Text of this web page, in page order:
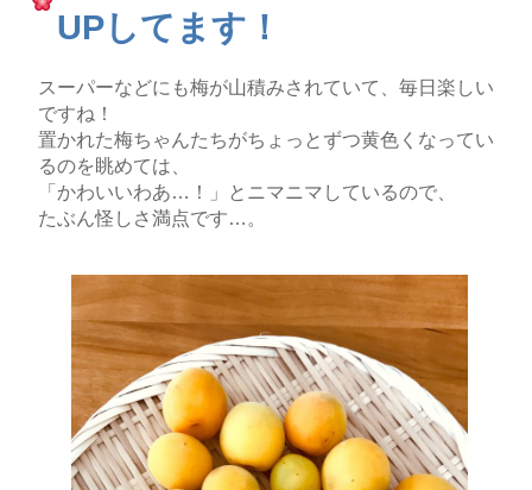
UPしてます！
スーパーなどにも梅が山積みされていて、毎日楽しい
ですね！
置かれた梅ちゃんたちがちょっとずつ黄色くなってい
るのを眺めては、
「かわいいわあ…！」とニマニマしているので、
たぶん怪しさ満点です…。